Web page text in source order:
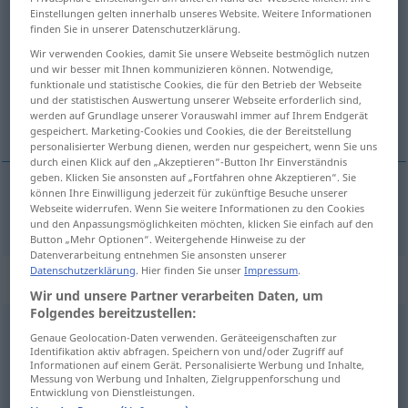
tanzenv/t&v/i <+ indication de directions.>
Übersicht aller Übersetzungen
(Für mehr Details die Übersetzung anklicken/antippen)
danser
danser tanzen
Beispielsätze für "tanzen"
man kann nicht aufzweiHochzeiten tanzen
ne peutêtre à la fois aufouret aumoulin
Einstellungen gelten innerhalb unseres Website. Weitere Informationen
finden Sie in unserer Datenschutzerklärung.
Wir verwenden Cookies, damit Sie unsere Webseite bestmöglich nutzen
und wir besser mit Ihnen kommunizieren können. Notwendige,
funktionale und statistische Cookies, die für den Betrieb der Webseite
und der statistischen Auswertung unserer Webseite erforderlich sind,
werden auf Grundlage unserer Vorauswahl immer auf Ihrem Endgerät
gespeichert. Marketing-Cookies und Cookies, die der Bereitstellung
personalisierter Werbung dienen, werden nur gespeichert, wenn Sie uns
durch einen Klick auf den „Akzeptieren“-Button Ihr Einverständnis
geben. Klicken Sie ansonsten auf „Fortfahren ohne Akzeptieren“. Sie
können Ihre Einwilligung jederzeit für zukünftige Besuche unserer
Webseite widerrufen. Wenn Sie weitere Informationen zu den Cookies
und den Anpassungsmöglichkeiten möchten, klicken Sie einfach auf den
Button „Mehr Optionen“. Weitergehende Hinweise zu der
Datenverarbeitung entnehmen Sie ansonsten unserer
Datenschutzerklärung. Hier finden Sie unserImpressum.
Wir und unsere Partner verarbeiten Daten, um
Folgendes bereitzustellen:
Genaue Geolocation-Daten verwenden. Geräteeigenschaften zur
Identifikation aktiv abfragen. Speichern von und/oder Zugriff auf
Informationen auf einem Gerät. Personalisierte Werbung und Inhalte,
Messung von Werbung und Inhalten, Zielgruppenforschung und
Entwicklung von Dienstleistungen.